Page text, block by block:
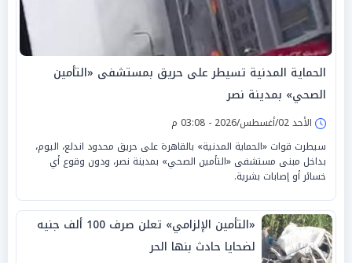
الحماية المدنية تسيطر على حريق بمستشفى «التأمين
الصحي» بمدينة نصر
الأحد 02/أغسطس/2026 - 03:08 م
سيطرت قوات «الحماية المدنية» بالقاهرة على حريق محدود اندلع، اليوم،
بداخل مبنى مستشفى «التأمين الصحي» بمدينة نصر، ودون وقوع أي
خسائر أو إصابات بشرية.
«التأمين الإلزامي» تعلن صرف 100 ألف جنيه
لضحايا حادث بنها الحر